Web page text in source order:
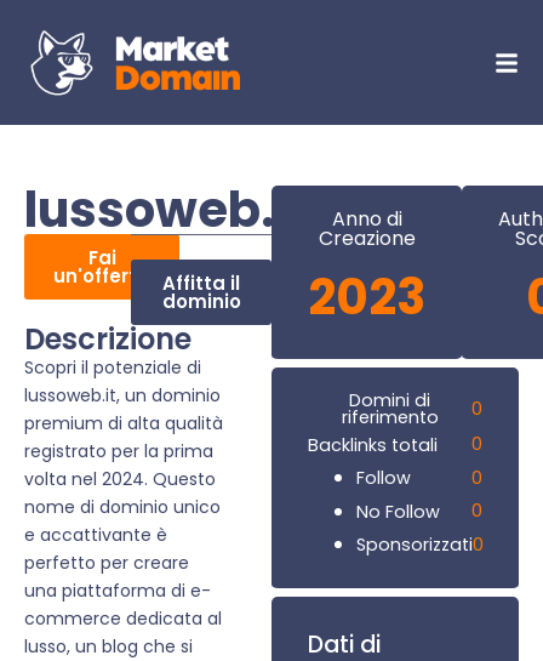
lussoweb.it
Fai
un'offerta Affitta il
dominio
Descrizione
Scopri il potenziale di
lussoweb.it, un dominio
premium di alta qualità
registrato per la prima
volta nel 2024. Questo
nome di dominio unico
e accattivante è
perfetto per creare
una piattaforma di e-
commerce dedicata al
lusso, un blog che si
Anno di
Creazione
2023
Domini di
riferimento
0
Backlinks totali
0
Follow
0
No Follow
0
Sponsorizzati0
Dati di